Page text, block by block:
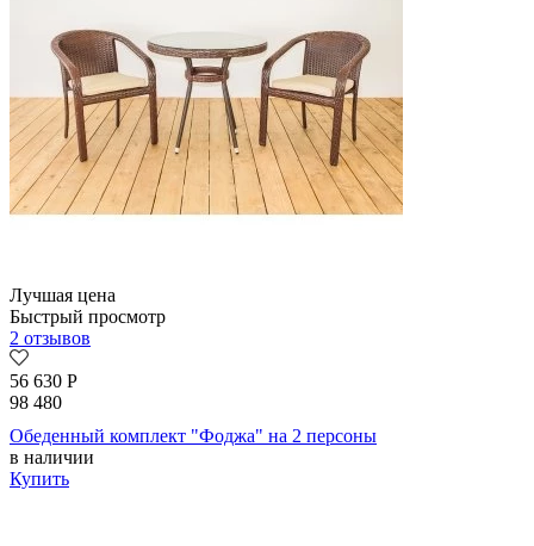
Лучшая цена
Быстрый просмотр
2 отзывов
56 630 Р
98 480
Обеденный комплект "Фоджа" на 2 персоны
в наличии
Купить